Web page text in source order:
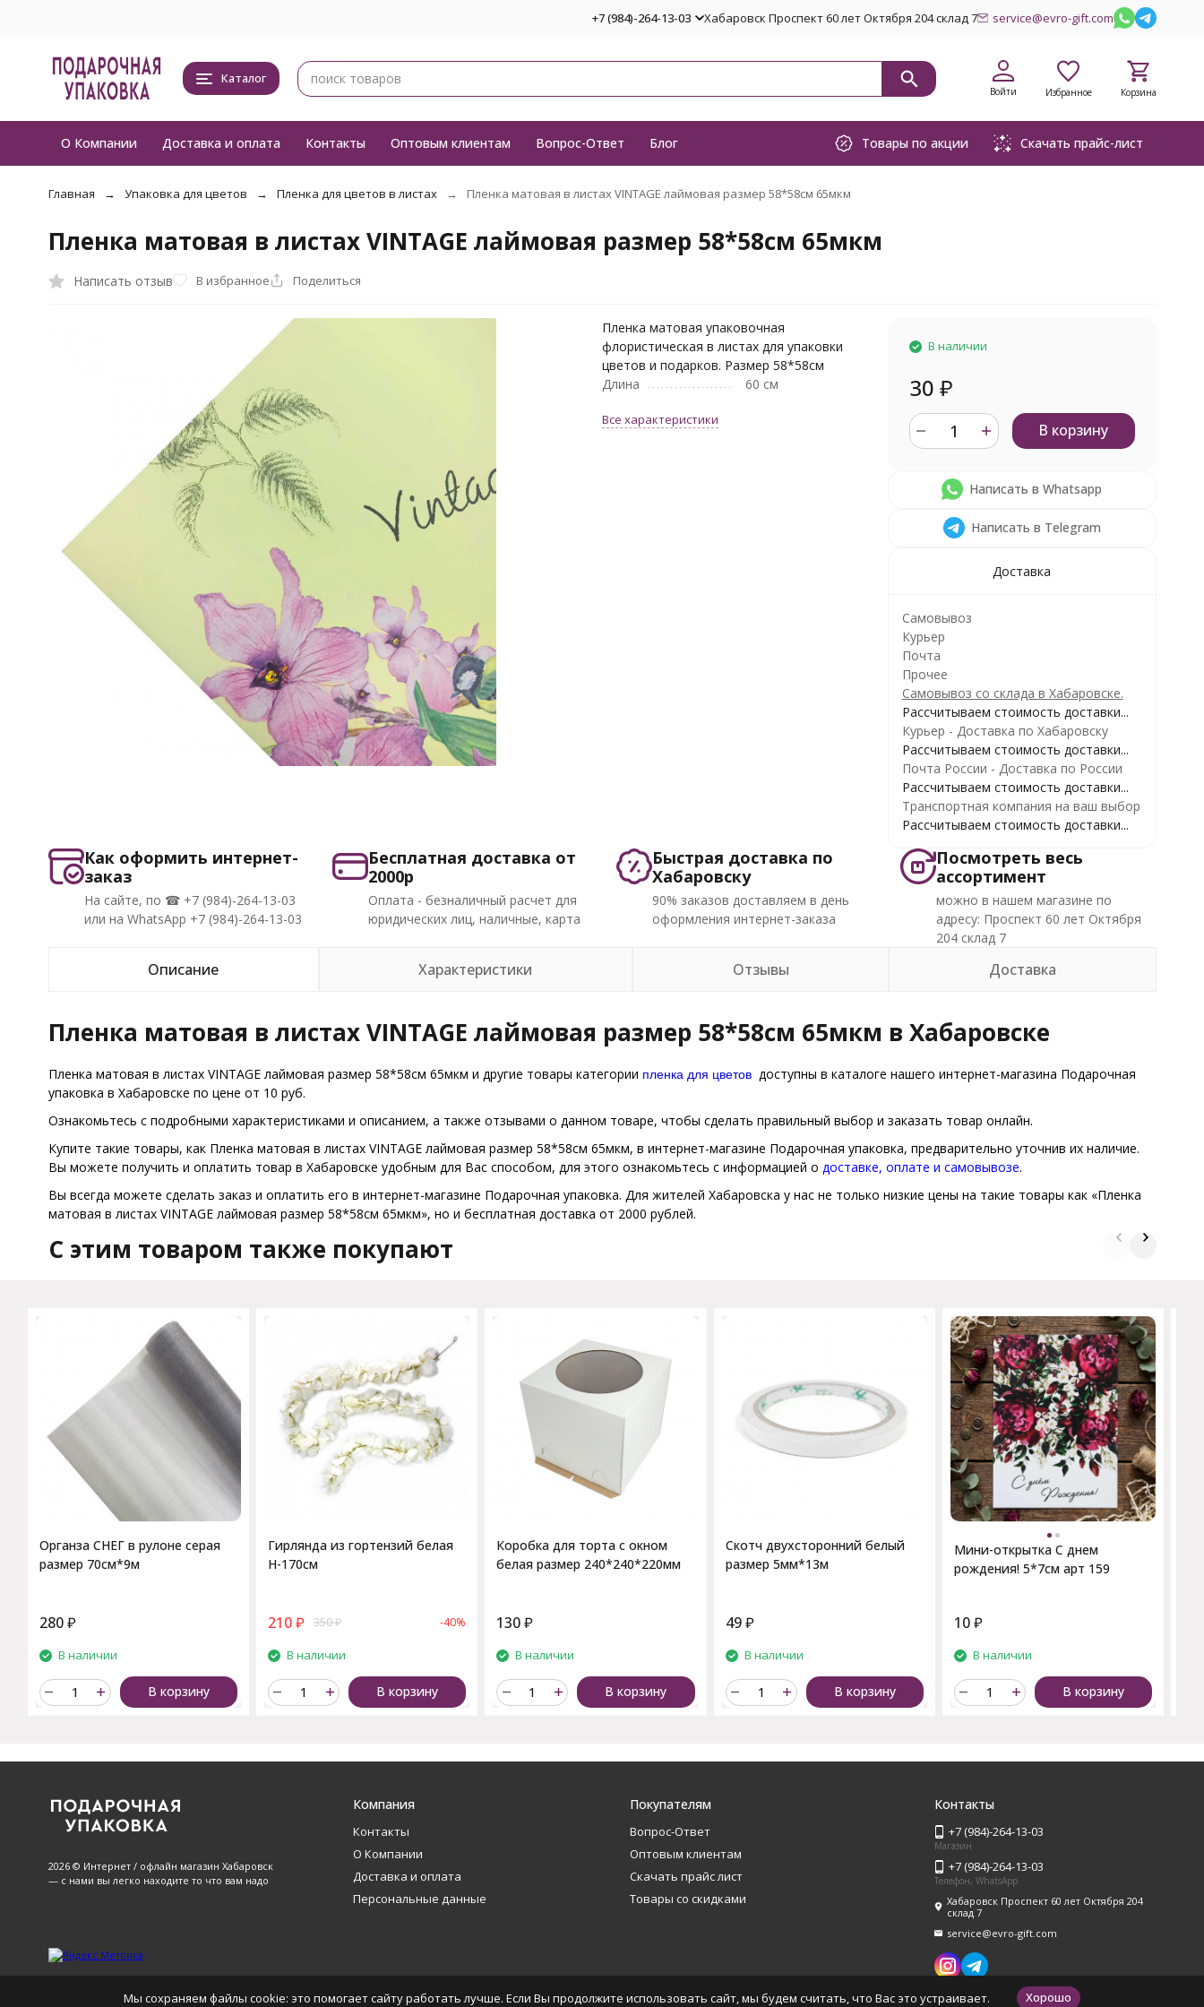
+7 (984)-264-13-03 Хабаровск Проспект 60 лет Октября 204 склад 7 service@evro-gift.com
Каталог
Войти Избранное Корзина
О Компании Доставка и оплата Контакты Оптовым клиентам Вопрос-Ответ Блог Товары по акции Скачать прайс-лист
Главная Упаковка для цветов Пленка для цветов в листах Пленка матовая в листах VINTAGE лаймовая размер 58*58см 65мкм
Пленка матовая в листах VINTAGE лаймовая размер 58*58см 65мкм
Написать отзыв В избранное Поделиться
Пленка матовая упаковочная
флористическая в листах для упаковки
цветов и подарков. Размер 58*58см
Длина
60 см
Все характеристики
В наличии
30 ₽
В корзину
Написать в Whatsapp
Написать в Telegram
Доставка
Самовывоз
Курьер
Почта
Прочее
Самовывоз со склада в Хабаровске.
Рассчитываем стоимость доставки...
Курьер - Доставка по Хабаровску
Рассчитываем стоимость доставки...
Почта России - Доставка по России
Рассчитываем стоимость доставки...
Транспортная компания на ваш выбор
Рассчитываем стоимость доставки...
Как оформить интернет-
заказ
На сайте, по ☎ +7 (984)-264-13-03
или на WhatsApp +7 (984)-264-13-03
Бесплатная доставка от
2000р
Оплата - безналичный расчет для
юридических лиц, наличные, карта
Быстрая доставка по
Хабаровску
90% заказов доставляем в день
оформления интернет-заказа
Посмотреть весь
ассортимент
можно в нашем магазине по
адресу: Проспект 60 лет Октября
204 склад 7
Описание Характеристики Отзывы Доставка
Пленка матовая в листах VINTAGE лаймовая размер 58*58см 65мкм в Хабаровске
Пленка матовая в листах VINTAGE лаймовая размер 58*58см 65мкм и другие товары категории пленка для цветовдоступны в каталоге нашего интернет-магазина Подарочная
упаковка в Хабаровске по цене от 10 руб.
Ознакомьтесь с подробными характеристиками и описанием, а также отзывами о данном товаре, чтобы сделать правильный выбор и заказать товар онлайн.
Купите такие товары, как Пленка матовая в листах VINTAGE лаймовая размер 58*58см 65мкм, в интернет-магазине Подарочная упаковка, предварительно уточнив их наличие.
Вы можете получить и оплатить товар в Хабаровске удобным для Вас способом, для этого ознакомьтесь с информацией о доставке, оплате и самовывозе.
Вы всегда можете сделать заказ и оплатить его в интернет-магазине Подарочная упаковка. Для жителей Хабаровска у нас не только низкие цены на такие товары как «Пленка
матовая в листах VINTAGE лаймовая размер 58*58см 65мкм», но и бесплатная доставка от 2000 рублей.
C этим товаром также покупают
Органза СНЕГ в рулоне серая
размер 70см*9м
280 ₽
В наличии
В корзину
Гирлянда из гортензий белая
H-170см
210₽ 350₽ -40%
В наличии
В корзину
Коробка для торта с окном
белая размер 240*240*220мм
130₽
В наличии
В корзину
Скотч двухсторонний белый
размер 5мм*13м
49₽
В наличии
В корзину
Мини-открытка С днем
рождения! 5*7см арт 159
10₽
В наличии
В корзину
2026 © Интернет / офлайн магазин Хабаровск
— с нами вы легко находите то что вам надо
Компания
Контакты
О Компании
Доставка и оплата
Персональные данные
Покупателям
Вопрос-Ответ
Оптовым клиентам
Скачать прайс лист
Товары со скидками
Контакты
+7 (984)-264-13-03
Магазин
+7 (984)-264-13-03
Телефон, WhatsApp
Хабаровск Проспект 60 лет Октября 204
склад 7
service@evro-gift.com
Мы сохраняем файлы cookie: это помогает сайту работать лучше. Если Вы продолжите использовать сайт, мы будем считать, что Вас это устраивает. Хорошо